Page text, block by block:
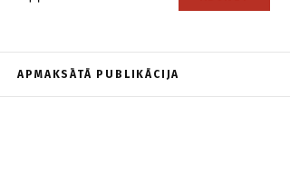
APMAKSĀTĀ PUBLIKĀCIJA